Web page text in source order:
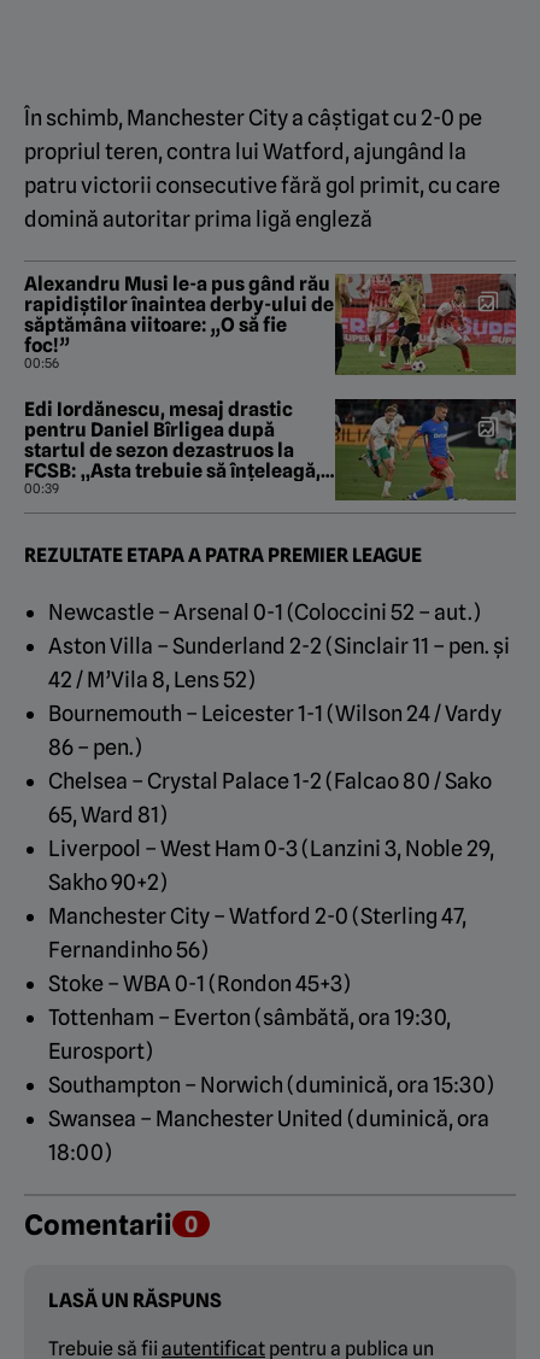
În schimb, Manchester City a câștigat cu 2-0 pe
propriul teren, contra lui Watford, ajungând la
patru victorii consecutive fără gol primit, cu care
domină autoritar prima ligă engleză
Alexandru Musi le-a pus gând rău
rapidiștilor înaintea derby-ului de
săptămâna viitoare: „O să fie
foc!”
00:56
Edi Iordănescu, mesaj drastic
pentru Daniel Bîrligea după
startul de sezon dezastruos la
FCSB: „Asta trebuie să înțeleagă,
înainte de orice!”
00:39
REZULTATE ETAPA A PATRA PREMIER LEAGUE
Newcastle – Arsenal 0-1 (Coloccini 52 – aut.)
Aston Villa – Sunderland 2-2 (Sinclair 11 – pen. și
42 / M’Vila 8, Lens 52)
Bournemouth – Leicester 1-1 (Wilson 24 / Vardy
86 – pen.)
Chelsea – Crystal Palace 1-2 (Falcao 80 / Sako
65, Ward 81)
Liverpool – West Ham 0-3 (Lanzini 3, Noble 29,
Sakho 90+2)
Manchester City – Watford 2-0 (Sterling 47,
Fernandinho 56)
Stoke – WBA 0-1 (Rondon 45+3)
Tottenham – Everton (sâmbătă, ora 19:30,
Eurosport)
Southampton – Norwich (duminică, ora 15:30)
Swansea – Manchester United (duminică, ora
18:00)
Comentarii 0
LASĂ UN RĂSPUNS
Trebuie să fii autentificat pentru a publica un